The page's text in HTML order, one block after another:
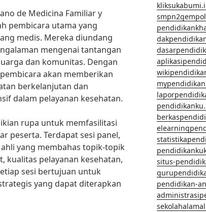
de Medicina Familiar y
pembicara utama yang
medis. Mereka diundang
mengenai tantangan
dan komunitas. Dengan
akan memberikan
berkelanjutan dan
dalam pelayanan kesehatan.
rupa untuk memfasilitasi
peserta. Terdapat sesi panel,
yang membahas topik-topik
kualitas pelayanan kesehatan,
sesi bertujuan untuk
yang dapat diterapkan
situs-
pendidikan-